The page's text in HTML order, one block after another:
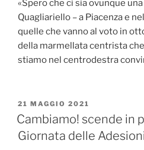
«Spero che ci sia ovunque
Quagliariello – a Piacenza e
quelle che vanno al voto in
della marmellata centrista
stiamo nel centrodestra
PUBBLICATO
IL
21 MAGGIO 2021
Cambiamo! scende in
Giornata delle Adesioni